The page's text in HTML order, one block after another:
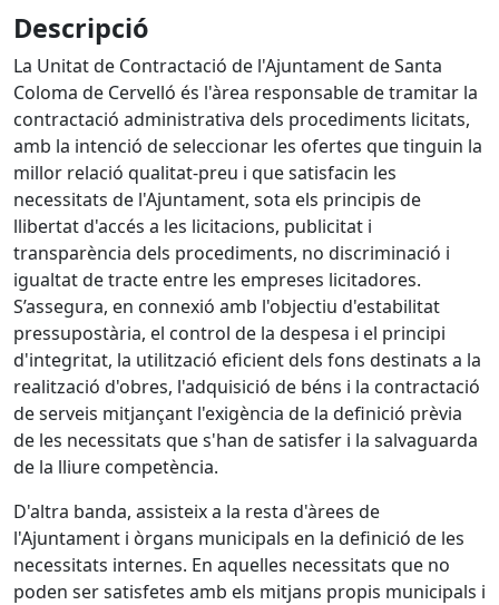
Descripció
La Unitat de Contractació de l'Ajuntament de Santa
Coloma de Cervelló és l'àrea responsable de tramitar la
contractació administrativa dels procediments licitats,
amb la intenció de seleccionar les ofertes que tinguin la
millor relació qualitat-preu i que satisfacin les
necessitats de l'Ajuntament, sota els principis de
llibertat d'accés a les licitacions, publicitat i
transparència dels procediments, no discriminació i
igualtat de tracte entre les empreses licitadores.
S’assegura, en connexió amb l'objectiu d'estabilitat
pressupostària, el control de la despesa i el principi
d'integritat, la utilització eficient dels fons destinats a la
realització d'obres, l'adquisició de béns i la contractació
de serveis mitjançant l'exigència de la definició prèvia
de les necessitats que s'han de satisfer i la salvaguarda
de la lliure competència.
D'altra banda, assisteix a la resta d'àrees de
l'Ajuntament i òrgans municipals en la definició de les
necessitats internes. En aquelles necessitats que no
poden ser satisfetes amb els mitjans propis municipals i